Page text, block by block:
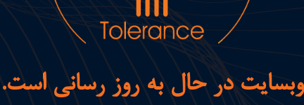
وبسایت در حال به روز رسانی است.